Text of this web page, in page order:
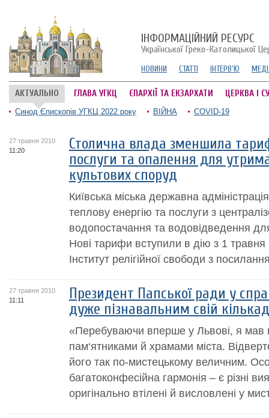
ІНФОРМАЦІЙНИЙ РЕСУРС
Української Греко-Католицької
НОВИНИ СТАТТІ ІНТЕРВ'Ю
АКТУАЛЬНО ГЛАВА УГКЦ ЄПАРХІЇ ТА ЕКЗАРХАТИ ЦЕРКВА І
Синод Єпископів УГКЦ 2022 року ВІЙНА COVID-19
27 травня 2010
11:20
Столична влада зменшила
послуги та опалення для
культових споруд
Київська міська державна
теплову енергію та послуги з
водопостачання та водовідведення для
Нові тарифи вступили в дію з 1 травня
Інститут релігійної свободи з
27 травня 2010
11:11
Президент Папської ради у
дуже пізнавальним свій
«Перебуваючи вперше у Львові, я мав
пам‘ятниками й храмами міста.
його так по-мистецькому величним.
багатоконфесійна гармонія – є різні
оригінально втілені й висловлені у